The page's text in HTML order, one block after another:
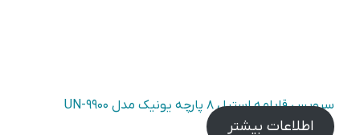
سرویس قابلمه استیل ۸ پارچه یونیک مدل UN-۹۹۰۰
اطلاعات بیشتر